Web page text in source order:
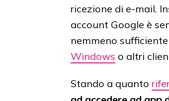
ricezione di e-mail.
account Google è
nemmeno
Windows o altri
Stando a quanto